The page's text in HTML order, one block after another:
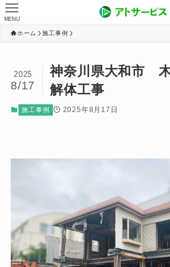
MENU
ホーム 施工事例
神奈川県大和市
解体工事
2025
8/17
施工事例 2025年8月17日